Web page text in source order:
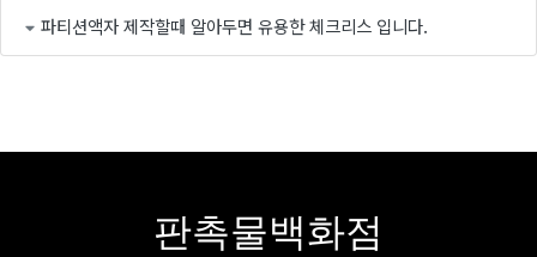
파티션액자 제작할때 알아두면 유용한 체크리스 입니다.
판촉물백화점